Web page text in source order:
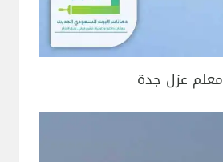
معلم عزل جدة